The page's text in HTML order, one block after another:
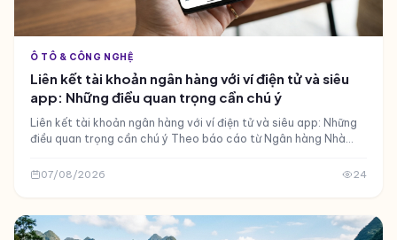
Ô TÔ & CÔNG NGHỆ
Liên kết tài khoản ngân hàng với ví điện tử và siêu
app: Những điều quan trọng cần chú ý
Liên kết tài khoản ngân hàng với ví điện tử và siêu app: Những
điều quan trọng cần chú ý Theo báo cáo từ Ngân hàng Nhà
07/08/2026 24